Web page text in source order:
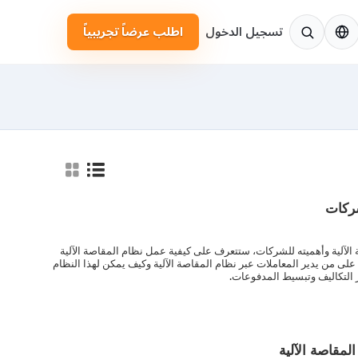
تسجيل الدخول اطلب عرضاً تجريبياً
وأهميته للشركات، ستتعرف على كيفية عمل نظام المقاصة الآلية
من يدير المعاملات عبر نظام المقاصة الآلية وكيف يمكن لهذا النظام
التكاليف وتبسيط المدفوعات.
الآلية